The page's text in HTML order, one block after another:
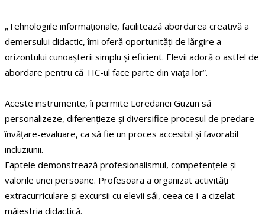
„Tehnologiile informaționale, facilitează abordarea creativă a
demersului didactic, îmi oferă oportunități de lărgire a
orizontului cunoașterii simplu și eficient. Elevii adoră o astfel de
abordare pentru că TIC-ul face parte din viața lor”.
Aceste instrumente, îi permite Loredanei Guzun să
personalizeze, diferențieze și diversifice procesul de predare-
învățare-evaluare, ca să fie un proces accesibil și favorabil
incluziunii.
Faptele demonstrează profesionalismul, competențele și
valorile unei persoane. Profesoara a organizat activități
extracurriculare și excursii cu elevii săi, ceea ce i-a cizelat
măiestria didactică.